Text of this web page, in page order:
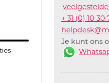
'
+ 31 (0) 10 30
Je kunt ons